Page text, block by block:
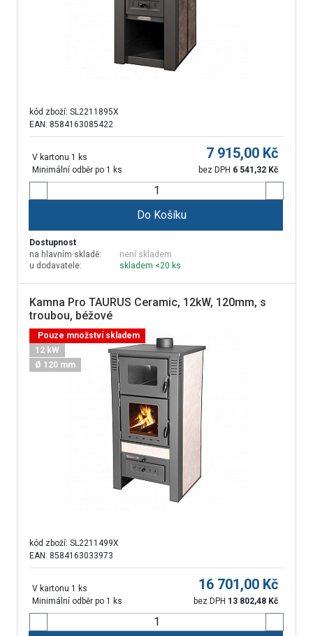
kód zboží: SL2211895X
EAN: 8584163085422
V kartonu 1 ks
Minimální odběr po 1 ks
7 915,00 Kč
bez DPH 6 541,32 Kč
Do Košíku
Dostupnost
na hlavním skladě:
není skladem
u dodavatele:
skladem <20 ks
Kamna Pro TAURUS Ceramic, 12kW, 120mm, s
troubou, béžové
Pouze množství skladem
12 kW
Ø 120 mm
kód zboží: SL2211499X
EAN: 8584163033973
V kartonu 1 ks
Minimální odběr po 1 ks
16 701,00 Kč
bez DPH 13 802,48 Kč